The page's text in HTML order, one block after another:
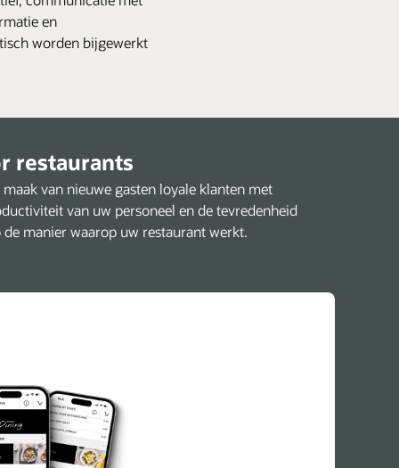
en
worden bijgewerkt
restaurants
van nieuwe gasten loyale klanten met
van uw personeel en de tevredenheid
manier waarop uw restaurant werkt.